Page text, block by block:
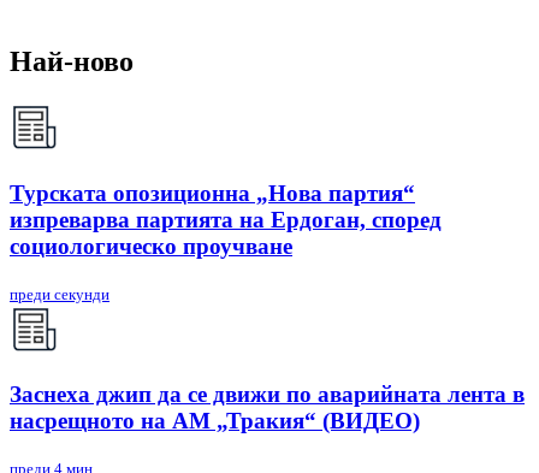
Най-ново
Турската опозиционна „Нова партия“
изпреварва партията на Ердоган, според
социологическо проучване
преди секунди
Заснеха джип да се движи по аварийната лента в
насрещното на АМ „Тракия“ (ВИДЕО)
преди 4 мин